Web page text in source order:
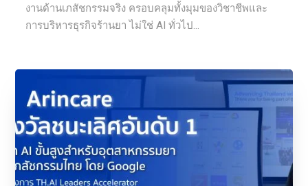
งานด้านเภสัชกรรมจริง ครอบคลุมทั้งมุมของวิชาชีพและ
การบริหารธุรกิจร้านยา ไม่ใช่ AI ทั่วไป...